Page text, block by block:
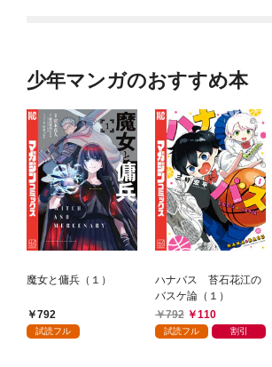
少年マンガのおすすめ本
魔女と傭兵（１）
792
試読フル
ハナバス 苔石花江の
バスケ論（１）
792
110
試読フル 割引